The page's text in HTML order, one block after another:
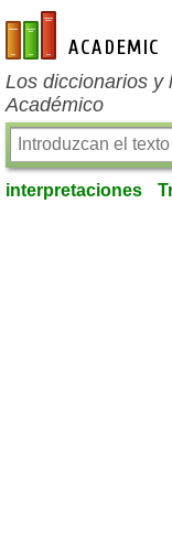
es-academic.com
Los diccionarios y
Académico
interpretaciones